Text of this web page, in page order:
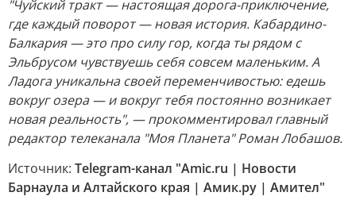
"Чуйский тракт — настоящая дорога-приключение,
где каждый поворот — новая история. Кабардино-
Балкария — это про силу гор, когда ты рядом с
Эльбрусом чувствуешь себя совсем маленьким. А
Ладога уникальна своей переменчивостью: едешь
вокруг озера — и вокруг тебя постоянно возникает
новая реальность", — прокомментировал главный
редактор телеканала "Моя Планета" Роман Лобашов.
Источник: Telegram-канал "Amic.ru | Новости
Барнаула и Алтайского края | Амик.ру | Амител"